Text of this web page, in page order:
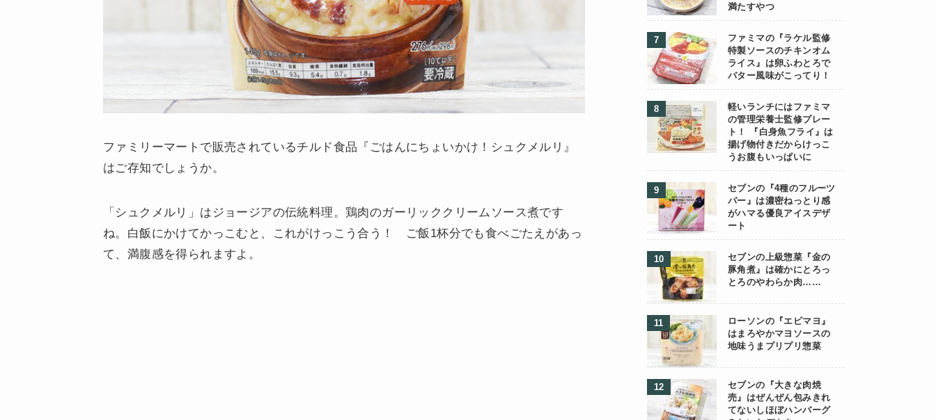
ファミリーマートで販売されているチルド食品『ごはんにちょいかけ！シュクメルリ』
はご存知でしょうか。
「シュクメルリ」はジョージアの伝統料理。鶏肉のガーリッククリームソース煮です
ね。白飯にかけてかっこむと、これがけっこう合う！ ご飯1杯分でも食べごたえがあっ
て、満腹感を得られますよ。
満たすやつ
ファミマの『ラケル監修
特製ソースのチキンオム
ライス』は卵ふわとろで
バター風味がこってり！
軽いランチにはファミマ
の管理栄養士監修プレー
ト！ 『白身魚フライ』は
揚げ物付きだからけっこ
うお腹もいっぱいに
セブンの『4種のフルーツ
バー』は濃密ねっとり感
がハマる優良アイスデザ
ート
セブンの上級惣菜『金の
豚角煮』は確かにとろっ
とろのやわらか肉……
ローソンの『エビマヨ』
はまろやかマヨソースの
地味うまプリプリ惣菜
セブンの『大きな肉焼
売』はぜんぜん包みきれ
てないしほぼハンバーグ